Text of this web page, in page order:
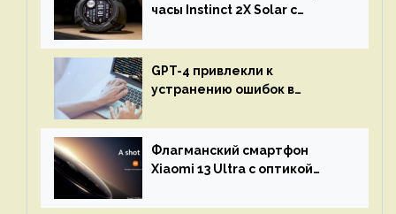
часы Instinct 2X Solar с
GPT-4 привлекли к
устранению ошибок в
остановится до полного
восстановления кода и
объяснит, что пошло не так
Флагманский смартфон
Xiaomi 13 Ultra с оптикой
представят 18 апреля